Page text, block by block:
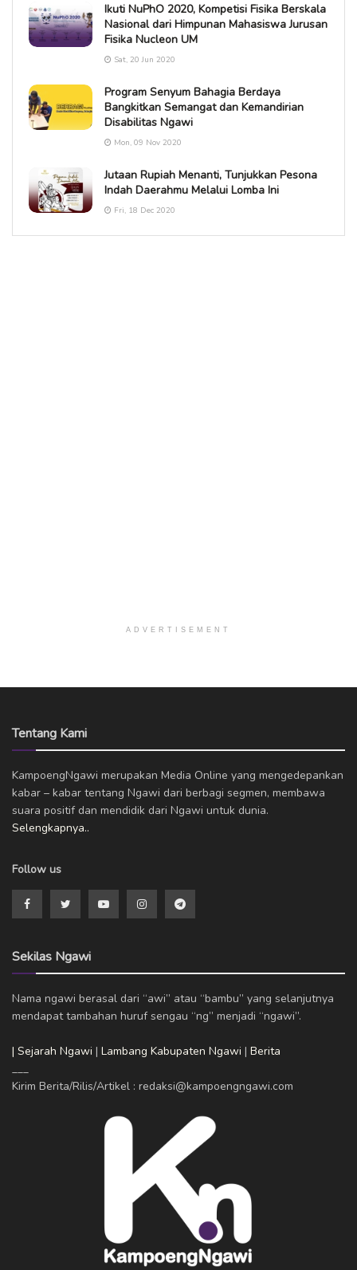
Ikuti NuPhO 2020, Kompetisi Fisika Berskala
Nasional dari Himpunan Mahasiswa Jurusan
Fisika Nucleon UM
Sat, 20 Jun 2020
Program Senyum Bahagia Berdaya
Bangkitkan Semangat dan Kemandirian
Disabilitas Ngawi
Mon, 09 Nov 2020
Jutaan Rupiah Menanti, Tunjukkan Pesona
Indah Daerahmu Melalui Lomba Ini
Fri, 18 Dec 2020
ADVERTISEMENT
Tentang Kami
KampoengNgawi merupakan Media Online yang mengedepankan
kabar – kabar tentang Ngawi dari berbagi segmen, membawa
suara positif dan mendidik dari Ngawi untuk dunia.
Selengkapnya..
Follow us
Sekilas Ngawi
Nama ngawi berasal dari “awi” atau “bambu” yang selanjutnya
mendapat tambahan huruf sengau “ng” menjadi “ngawi”.
| Sejarah Ngawi | Lambang Kabupaten Ngawi | Berita
Kirim Berita/Rilis/Artikel : redaksi@kampoengngawi.com